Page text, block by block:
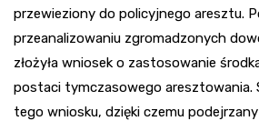
przewieziony do policyjnego aresztu.
przeanalizowaniu zgromadzonych
złożyła wniosek o zastosowanie
postaci tymczasowego aresztowania.
tego wniosku, dzięki czemu podejrzany